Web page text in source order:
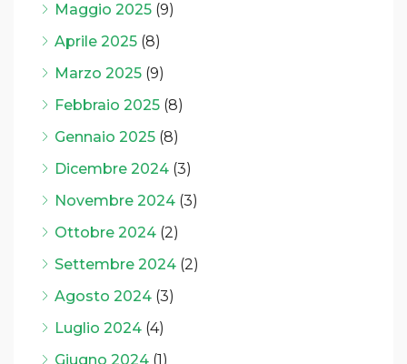
Maggio 2025 (9)
Aprile 2025 (8)
Marzo 2025 (9)
Febbraio 2025 (8)
Gennaio 2025 (8)
Dicembre 2024 (3)
Novembre 2024 (3)
Ottobre 2024 (2)
Settembre 2024 (2)
Agosto 2024 (3)
Luglio 2024 (4)
Giugno 2024 (1)